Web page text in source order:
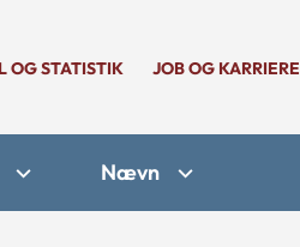
OG STATISTIK JOB OG KARRIERE
Nævn